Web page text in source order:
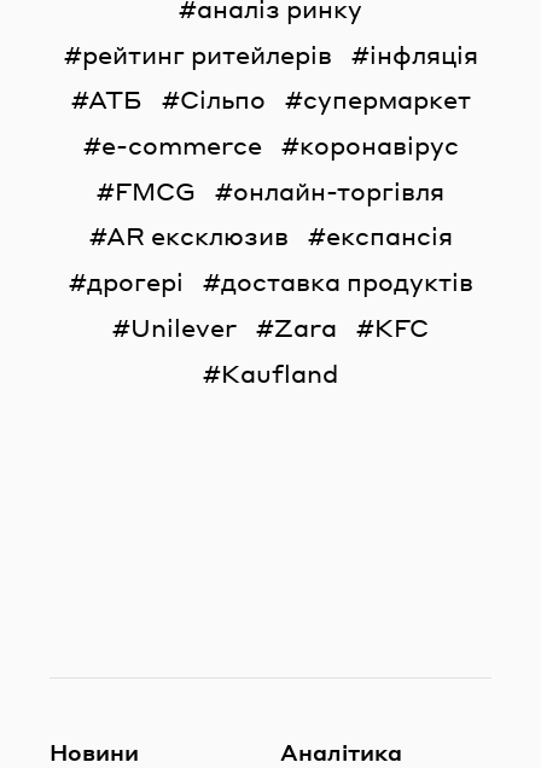
аналіз ринку
рейтинг ритейлерів
інфляція
АТБ
Сільпо
супермаркет
e-commerce
коронавірус
FMCG
онлайн-торгівля
AR ексклюзив
експансія
дрогері
доставка продуктів
Unilever
Zara
KFC
Kaufland
Новини
Аналітика